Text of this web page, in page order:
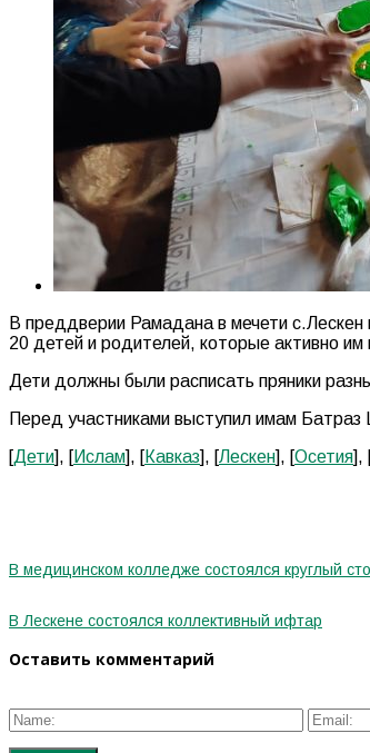
В преддверии Рамадана в мечети
20 детей и родителей, которые активно им
Дети должны были расписать пряники
Перед участниками выступил имам
[Дети], [Ислам], [Кавказ], [Лескен], [Осетия],
В медицинском колледже состоялся круглый
В Лескене состоялся коллективный ифтар
Оставить комментарий